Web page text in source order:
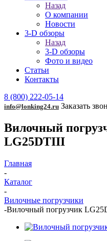
Назад
О компании
Новости
3-D обзоры
Назад
3-D обзоры
Фото и видео
Статьи
Контакты
8 (800) 222-05-14
info@lonking24.ru Заказать
Вилочный
LG25DTIII
Главная
-
Каталог
-
Вилочные погрузчики
-Вилочный погрузчик